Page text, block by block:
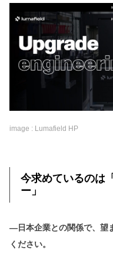
image : Lumafield HP
今求めているのは
ー」
―日本企業との関係で、望
ください。